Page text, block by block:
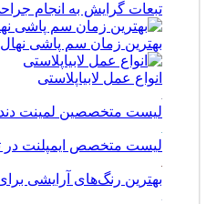
تبعات گرایش به انجام
بهترین زمان سم پاشی نهال
انواع عمل لابیاپلاستی
لیست متخصصین لمینت
لیست متخصص ایمپلنت در
بهترین رنگ‌های آرایشی